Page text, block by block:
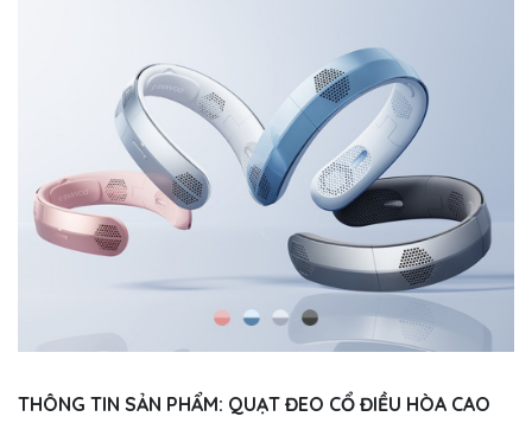
THÔNG TIN SẢN PHẨM: QUẠT ĐEO CỔ ĐIỀU HÒA CAO